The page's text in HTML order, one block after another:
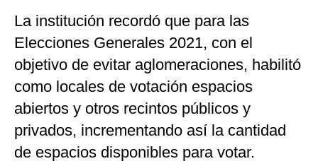
La institución recordó que para las
Elecciones Generales 2021, con el
objetivo de evitar aglomeraciones, habilitó
como locales de votación espacios
abiertos y otros recintos públicos y
privados, incrementando así la cantidad
de espacios disponibles para votar.